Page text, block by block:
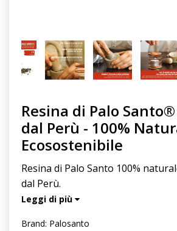
Resina di Palo
dal Perù - 100%
Ecosostenibile
Resina di Palo Santo 100%
dal Perù.
Leggi di più
Brand: Palosanto